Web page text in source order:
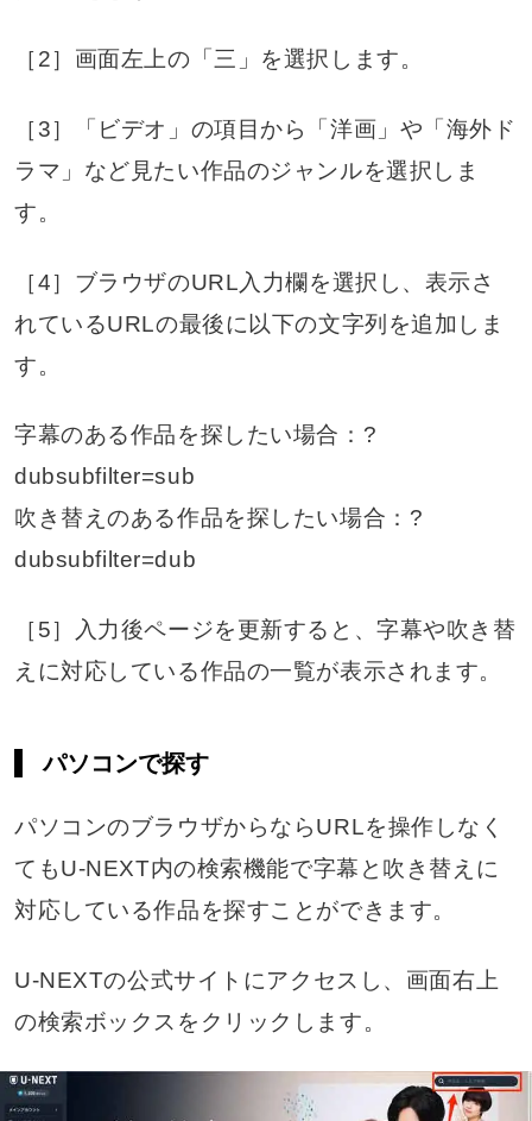
［2］画面左上の「三」を選択します。
［3］「ビデオ」の項目から「洋画」や「海外ド
ラマ」など見たい作品のジャンルを選択しま
す。
［4］ブラウザのURL入力欄を選択し、表示さ
れているURLの最後に以下の文字列を追加しま
す。
字幕のある作品を探したい場合：?
dubsubfilter=sub
吹き替えのある作品を探したい場合：?
dubsubfilter=dub
［5］入力後ページを更新すると、字幕や吹き替
えに対応している作品の一覧が表示されます。
パソコンで探す
パソコンのブラウザからならURLを操作しなく
てもU-NEXT内の検索機能で字幕と吹き替えに
対応している作品を探すことができます。
U-NEXTの公式サイトにアクセスし、画面右上
の検索ボックスをクリックします。